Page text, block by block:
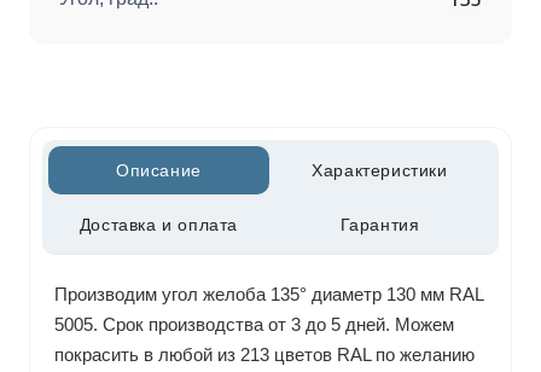
Описание Характеристики
Доставка и оплата Гарантия
Производим угол желоба 135° диаметр 130 мм RAL
5005. Срок производства от 3 до 5 дней. Можем
покрасить в любой из 213 цветов RAL по желанию